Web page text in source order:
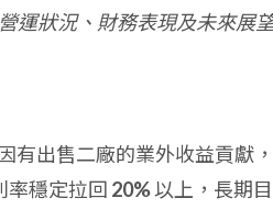
運狀況、財務表現及未來展
有出售二廠的業外收益貢獻，
率穩定拉回 20%以上，長期